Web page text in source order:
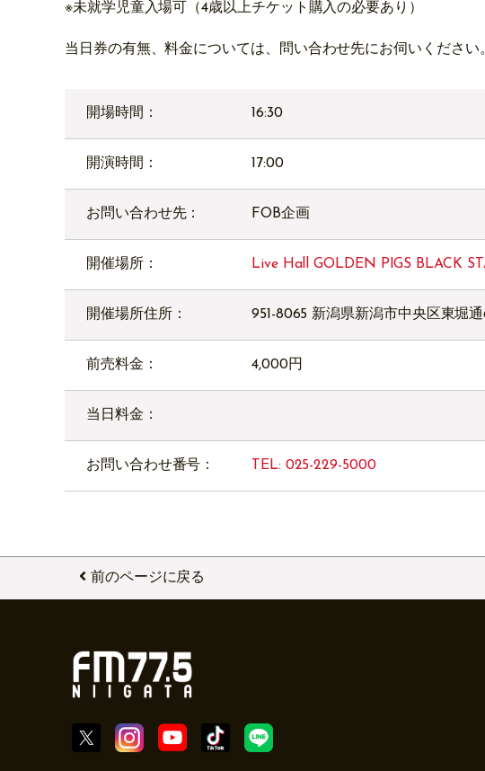
※未就学児童入場可（4歳以上チケット購入の必要あり）
当日券の有無、料金については、問い合わせ先にお伺いください
開場時間： 16:30
開演時間： 17:00
お問い合わせ先： FOB企画
開催場所： Live Hall GOLDEN PIGS BLACK
開催場所住所： 951-8065 新潟県新潟市中央区東堀通
前売料金： 4,000円
当日料金：
お問い合わせ番号： TEL: 025-229-5000
前のページに戻る